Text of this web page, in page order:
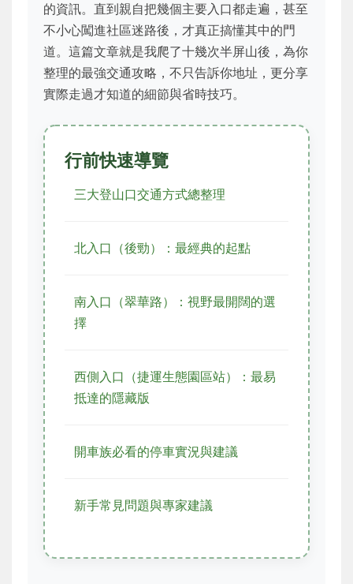
的資訊。直到親自把幾個主要入口都走遍，甚至
不小心闖進社區迷路後，才真正搞懂其中的門
道。這篇文章就是我爬了十幾次半屏山後，為你
整理的最強交通攻略，不只告訴你地址，更分享
實際走過才知道的細節與省時技巧。
行前快速導覽
三大登山口交通方式總整理
北入口（後勁）：最經典的起點
南入口（翠華路）：視野最開闊的選
擇
西側入口（捷運生態園區站）：最易
抵達的隱藏版
開車族必看的停車實況與建議
新手常見問題與專家建議